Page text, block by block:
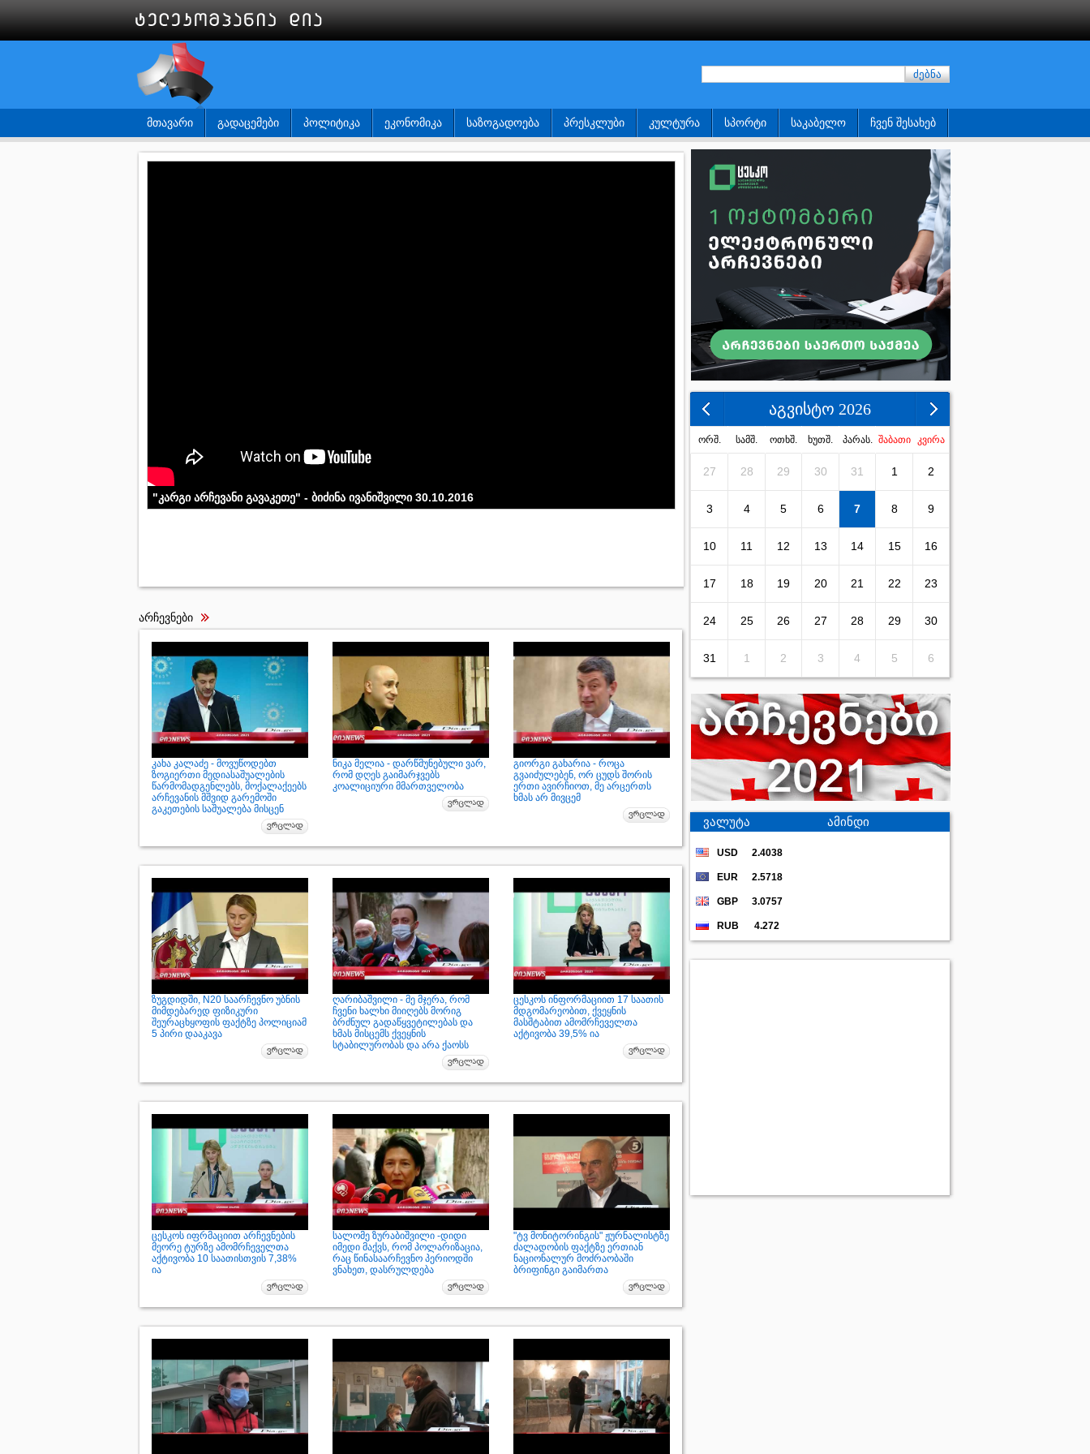
ძებნა
ᲛᲗᲐᲕᲐᲠᲘ ᲒᲐᲓᲐᲪᲔᲛᲔᲑᲘ ᲞᲝᲚᲘᲢᲘᲙᲐ ᲔᲙᲝᲜᲝᲛᲘᲙᲐ ᲡᲐᲖᲝᲒᲐᲓᲝᲔᲑᲐ ᲞᲠᲔᲡᲙᲚᲣᲑᲘ ᲙᲣᲚᲢᲣᲠᲐ ᲡᲞᲝᲠᲢᲘ ᲡᲐᲙᲐᲑᲔᲚᲝ ᲩᲕᲔᲜ ᲨᲔᲡᲐᲮᲔᲑ
"კარგი არჩევანი გავაკეთე" - ბიძინა ივანიშვილი 30.10.2016
არჩევნები
კახა კალაძე - მოვუწოდებთ
ზოგიერთი მედიასაშუალების
წარმომადგენლებს, მოქალაქეებს
არჩევანის მშვიდ გარემოში
გაკეთების საშუალება მისცენ
ნიკა მელია - დარწმუნებული ვარ,
რომ დღეს გაიმარჯვებს
კოალიციური მმართველობა
გიორგი გახარია - როცა
გვაიძულებენ, ორ ცუდს შორის
ერთი ავირჩიოთ, მე არცერთს
ხმას არ მივცემ
ზუგდიდში, N20 საარჩევნო უბნის
მიმდებარედ ფიზიკური
შეურაცხყოფის ფაქტზე პოლიციამ
5 პირი დააკავა
ღარიბაშვილი - მე მჯერა, რომ
ჩვენი ხალხი მიიღებს მორიგ
ბრძნულ გადაწყვეტილებას და
ხმას მისცემს ქვეყნის
სტაბილურობას და არა ქაოსს
ცესკოს ინფორმაციით 17 საათის
მდგომარეობით, ქვეყნის
მასშტაბით ამომრჩეველთა
აქტივობა 39,5% ია
ცესკოს იფრმაციით არჩევნების
მეორე ტურზე ამომრჩეველთა
აქტივობა 10 საათისთვის 7,38%
ია
სალომე ზურაბიშვილი -დიდი
იმედი მაქვს, რომ პოლარიზაცია,
რაც წინასაარჩევნო პერიოდში
ვნახეთ, დასრულდება
"ტვ მონიტორინგის" ჟურნალისტზე
ძალადობის ფაქტზე ერთიან
ნაციონალურ მოძრაობაში
ბრიფინგი გაიმართა
აგვისტო 2026
ორშ. სამშ. ოთხშ. ხუთშ. პარას. შაბათი კვირა
27 28 29 30 31 1 2
3 4 5 6 7 8 9
10 11 12 13 14 15 16
17 18 19 20 21 22 23
24 25 26 27 28 29 30
31 1 2 3 4 5 6
ვალუტა ამინდი
USD 2.4038
EUR 2.5718
GBP 3.0757
RUB 4.272